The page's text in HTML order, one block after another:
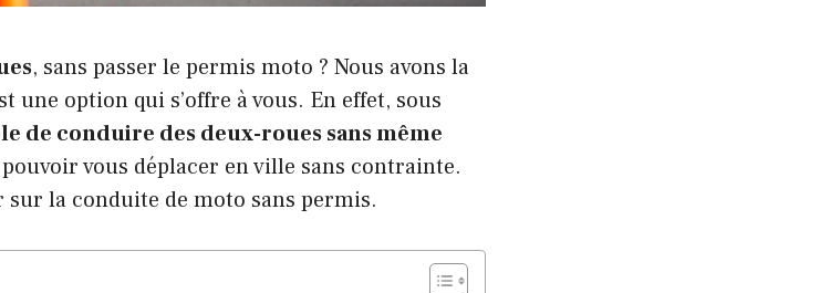
, sans passer le permis moto ? Nous avons la
une option qui s’offre à vous. En effet, sous
de conduire des deux-roues sans même
vous déplacer en ville sans contrainte.
sur la conduite de moto sans permis.